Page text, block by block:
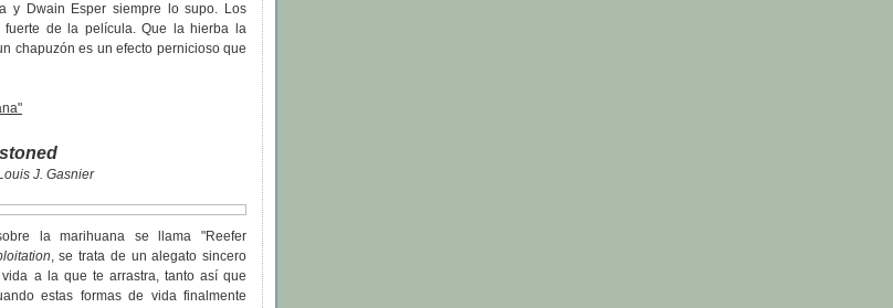
y Dwain Esper siempre lo supo. Los
de la película. Que la hierba la
chapuzón es un efecto pernicioso que
stoned
J. Gasnier
la marihuana se llama "Reefer
, se trata de un alegato sincero
a la que te arrastra, tanto así que
estas formas de vida finalmente